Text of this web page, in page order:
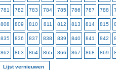
781 782 783 784 785 786 787 788
808 809 810 811 812 813 814 815
835 836 837 838 839 840 841 842
862 863 864 865 866 867 868 869
Lijst vernieuwen